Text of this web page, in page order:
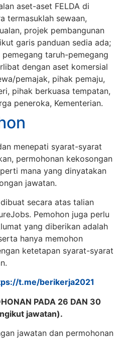
aset-aset FELDA di
termasuklah sewaan,
projek pembangunan
garis panduan sedia ada;
pemegang taruh-pemegang
dengan aset komersial
pemajak, pihak pemaju,
pihak berkuasa tempatan,
peneroka, Kementerian.
menepati syarat-syarat
permohonan kekosongan
mana yang dinyatakan
jawatan.
secara atas talian
Pemohon juga perlu
yang diberikan adalah
hanya memohon
ketetapan syarat-syarat
t.me/berikerja2021
PADA 26 DAN 30
jawatan).
jawatan dan permohonan